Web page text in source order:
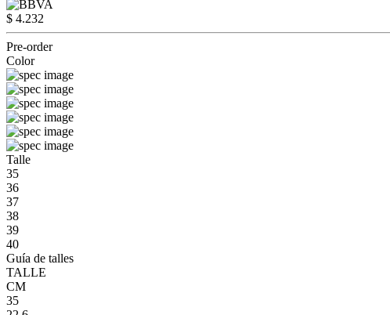
$ 4.232
Pre-order
Color
Talle
35
36
37
38
39
40
Guía de talles
TALLE
CM
35